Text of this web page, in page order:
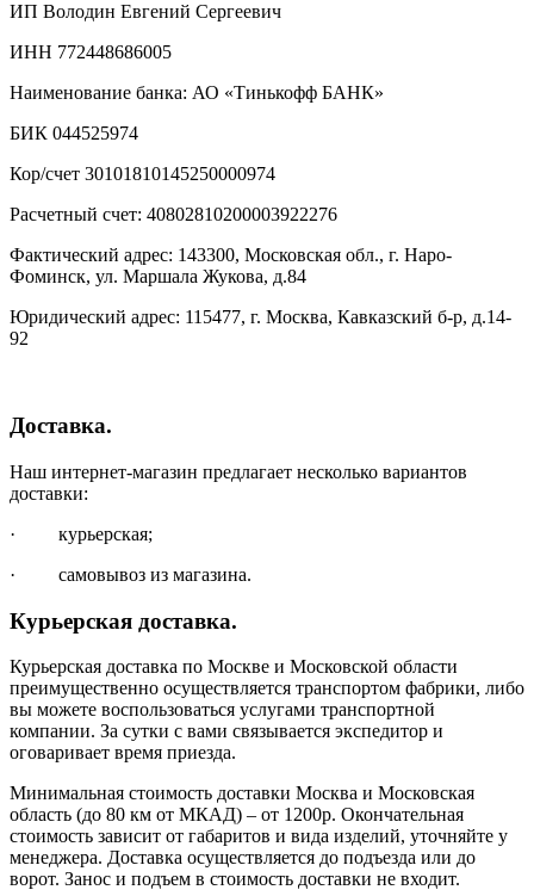
ИП Володин Евгений Сергеевич
ИНН 772448686005
Наименование банка: АО «Тинькофф БАНК»
БИК 044525974
Кор/счет 30101810145250000974
Расчетный счет: 40802810200003922276
Фактический адрес: 143300, Московская обл., г. Наро-
Фоминск, ул. Маршала Жукова, д.84
Юридический адрес: 115477, г. Москва, Кавказский б-р, д.14-
92
Доставка.
Наш интернет-магазин предлагает несколько вариантов
доставки:
· курьерская;
· самовывоз из магазина.
Курьерская доставка.
Курьерская доставка по Москве и Московской области
преимущественно осуществляется транспортом фабрики, либо
вы можете воспользоваться услугами транспортной
компании. За сутки с вами связывается экспедитор и
оговаривает время приезда.
Минимальная стоимость доставки Москва и Московская
область (до 80 км от МКАД) – от 1200р. Окончательная
стоимость зависит от габаритов и вида изделий, уточняйте у
менеджера. Доставка осуществляется до подъезда или до
ворот. Занос и подъем в стоимость доставки не входит.